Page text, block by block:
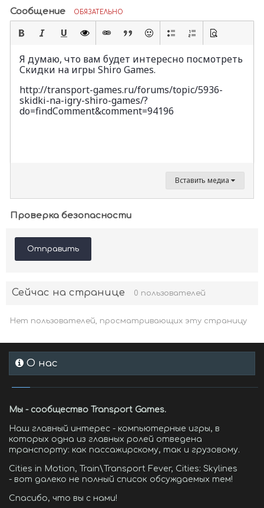
Сообщение ОБЯЗАТЕЛЬНО
Я думаю, что вам будет интересно посмотреть
Скидки на игры Shiro Games.
http://transport-games.ru/forums/topic/5936-
skidki-na-igry-shiro-games/?
do=findComment&comment=94196
Вставить медиа
Проверка безопасности
Отправить
Сейчас на странице 0 пользователей
Нет пользователей, просматривающих эту страницу
О нас
Мы - сообщество Transport Games.
Наш главный интерес - компьютерные игры, в
которых одна из главных ролей отведена
транспорту: как пассажирскому, так и грузовому.
Cities in Motion, Train\Transport Fever, Cities: Skylines
- вот далеко не полный список обсуждаемых тем!
Спасибо, что вы с нами!